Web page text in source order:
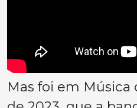
Mas foi em Música